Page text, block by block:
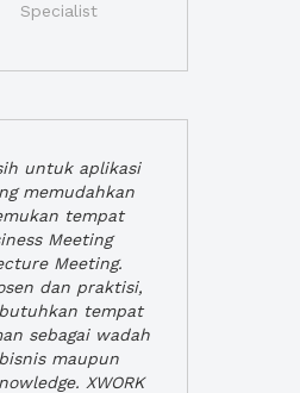
Specialist
untuk aplikasi
memudahkan
tempat
Meeting
Meeting.
dan praktisi,
tempat
sebagai wadah
maupun
XWORK